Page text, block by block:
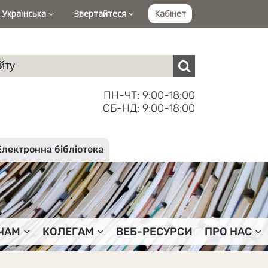
Українська Звертайтеся Кабінет
ПН-ЧТ: 9:00-18:00
СБ-НД: 9:00-18:00
бібліотека
КОЛЕГАМ ВЕБ-РЕСУРСИ ПРО НАС